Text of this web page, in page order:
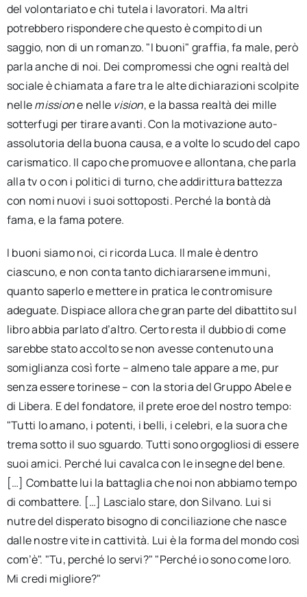
del volontariato e chi tutela i lavoratori. Ma altri
potrebbero rispondere che questo è compito di un
saggio, non di un romanzo. "I buoni" graffia, fa male, però
parla anche di noi. Dei compromessi che ogni realtà del
sociale è chiamata a fare tra le alte dichiarazioni scolpite
nellemissione nelle vision, e la bassa realtà dei mille
sotterfugi per tirare avanti. Con la motivazione auto-
assolutoria della buona causa, e a volte lo scudo del capo
carismatico. Il capo che promuove e allontana, che parla
alla tv o con i politici di turno, che addirittura battezza
con nomi nuovi i suoi sottoposti. Perché la bontà dà
fama, e la fama potere.
I buoni siamo noi, ci ricorda Luca. Il male è dentro
ciascuno, e non conta tanto dichiararsene immuni,
quanto saperlo e mettere in pratica le contromisure
adeguate. Dispiace allora che gran parte del dibattito sul
libro abbia parlato d’altro. Certo resta il dubbio di come
sarebbe stato accolto se non avesse contenuto una
somiglianza così forte – almeno tale appare a me, pur
senza essere torinese – con la storia del Gruppo Abele e
di Libera. E del fondatore, il prete eroe del nostro tempo:
"Tutti lo amano, i potenti, i belli, i celebri, e la suora che
trema sotto il suo sguardo. Tutti sono orgogliosi di essere
suoi amici. Perché lui cavalca con le insegne del bene.
[…] Combatte lui la battaglia che noi non abbiamo tempo
di combattere. […] Lascialo stare, don Silvano. Lui si
nutre del disperato bisogno di conciliazione che nasce
dalle nostre vite in cattività. Lui è la forma del mondo così
com’è". "Tu, perché lo servi?" "Perché io sono come loro.
Mi credi migliore?"